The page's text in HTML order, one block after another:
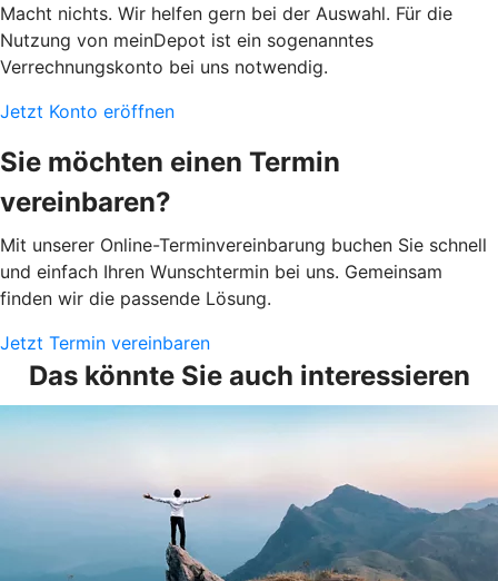
Macht nichts. Wir helfen gern bei der Auswahl. Für die
Nutzung von meinDepot ist ein sogenanntes
Verrechnungskonto bei uns notwendig.
Jetzt Konto eröffnen
Sie möchten einen Termin
vereinbaren?
Mit unserer Online-Terminvereinbarung buchen Sie schnell
und einfach Ihren Wunschtermin bei uns. Gemeinsam
finden wir die passende Lösung.
Jetzt Termin vereinbaren
Das könnte Sie auch interessieren